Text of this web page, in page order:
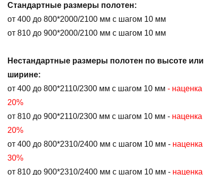
Стандартные размеры полотен:
от 400 до 800*2000/2100 мм с шагом 10 мм
от 810 до 900*2000/2100 мм с шагом 10 мм
Нестандартные размеры полотен по высоте или
ширине:
от 400 до 800*2110/2300 мм с шагом 10 мм - наценка
20%
от 810 до 900*2110/2300 мм с шагом 10 мм - наценка
20%
от 400 до 800*2310/2400 мм с шагом 10 мм - наценка
30%
от 810 до 900*2310/2400 мм с шагом 10 мм - наценка